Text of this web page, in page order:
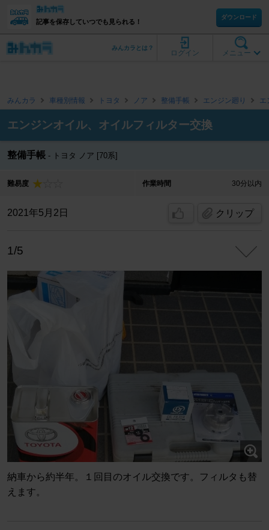
記事を保存していつでも見られる！
ダウンロード
メニュー
ログイン
みんカラとは？
みんカラ 車種別情報 トヨタ ノア 整備手帳 エンジン廻り エ
エンジンオイル、オイルフィルター交換
整備手帳 トヨタ ノア [70系]
難易度 作業時間 30分以内
2021年5月2日 クリップ
1/5
納車から約半年。１回目のオイル交換です。フィルタも替
えます。